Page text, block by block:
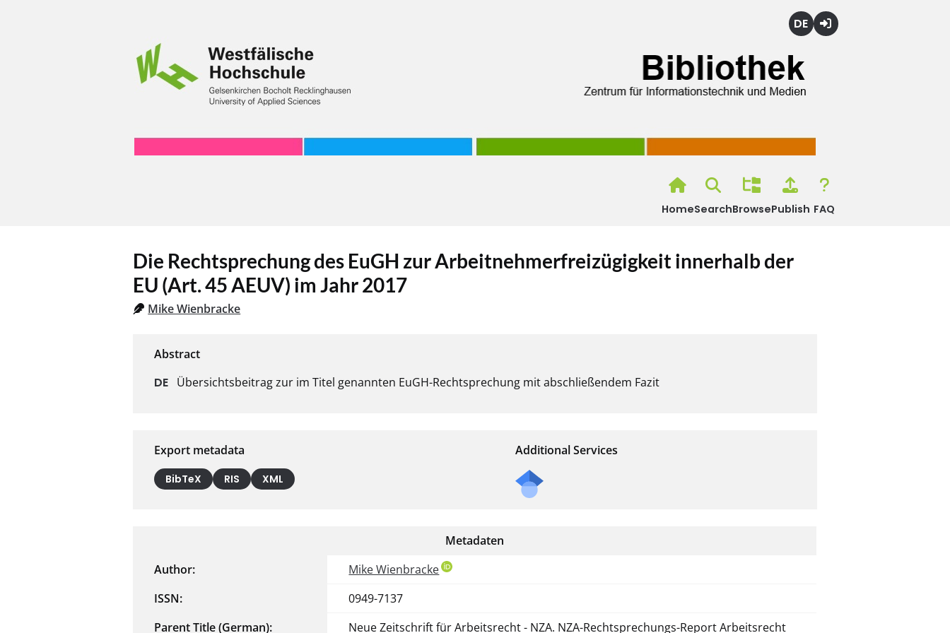
HomeSearchBrowsePublish FAQ
Die Rechtsprechung des EuGH zur Arbeitnehmerfreizügigkeit innerhalb der
EU (Art. 45 AEUV) im Jahr 2017
Mike Wienbracke
Übersichtsbeitrag zur im Titel genannten EuGH-Rechtsprechung mit abschließendem Fazit
Export metadata
BibTeX RIS XML
Additional Services
Metadaten
Author:
Mike Wienbracke
ISSN:
0949-7137
Parent Title (German):
Neue Zeitschrift für Arbeitsrecht - NZA. NZA-Rechtsprechungs-Report Arbeitsrecht